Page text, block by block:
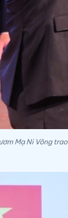
Mạ Ni Vông